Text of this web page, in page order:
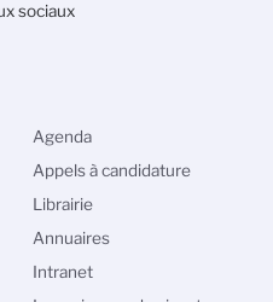
sociaux
Agenda
Appels à candidature
Librairie
Annuaires
Intranet